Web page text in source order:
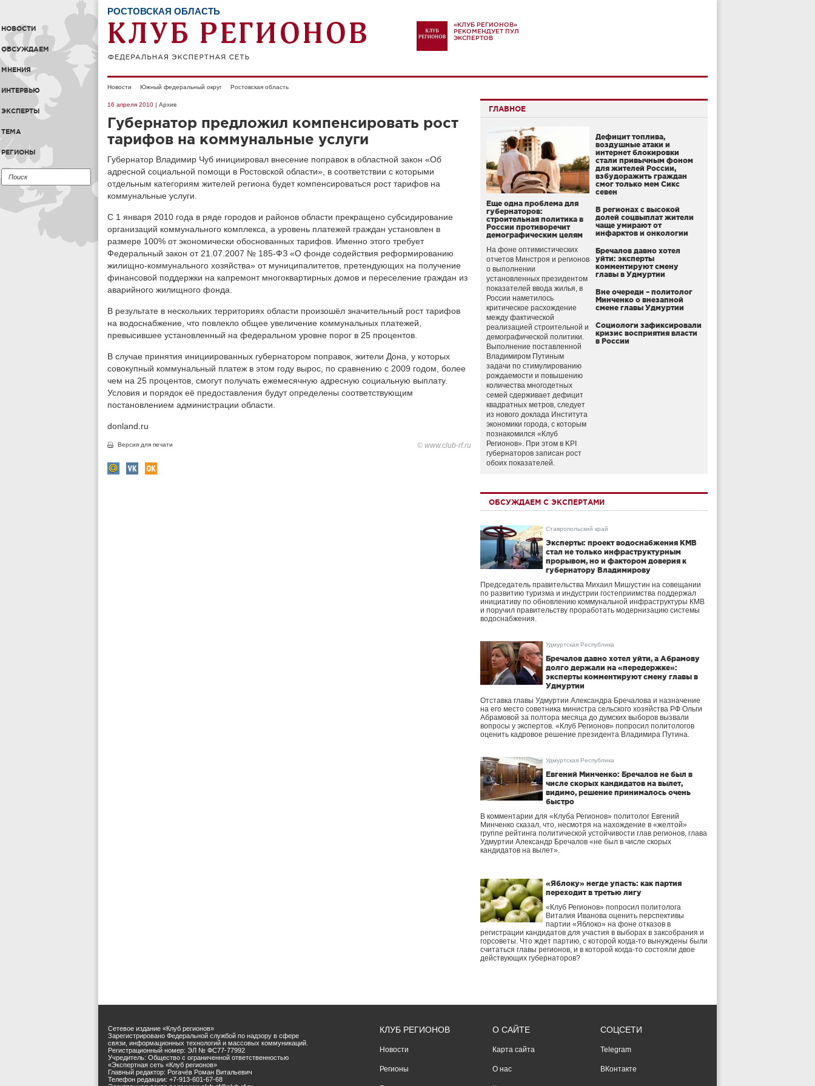
НОВОСТИ
ОБСУЖДАЕМ
МНЕНИЯ
ИНТЕРВЬЮ
ЭКСПЕРТЫ
ТЕМА
РЕГИОНЫ
РОСТОВСКАЯ ОБЛАСТЬ
«КЛУБ РЕГИОНОВ»
РЕКОМЕНДУЕТ ПУЛ
ЭКСПЕРТОВ
Новости Южный федеральный округ Ростовская область
16 апреля 2010 | Архив
Губернатор предложил компенсировать рост
тарифов на коммунальные услуги
Губернатор Владимир Чуб инициировал внесение поправок в областной закон «Об
адресной социальной помощи в Ростовской области», в соответствии с которыми
отдельным категориям жителей региона будет компенсироваться рост тарифов на
коммунальные услуги.
С 1 января 2010 года в ряде городов и районов области прекращено субсидирование
организаций коммунального комплекса, а уровень платежей граждан установлен в
размере 100% от экономически обоснованных тарифов. Именно этого требует
Федеральный закон от 21.07.2007 № 185-ФЗ «О фонде содействия реформированию
жилищно-коммунального хозяйства» от муниципалитетов, претендующих на получение
финансовой поддержки на капремонт многоквартирных домов и переселение граждан из
аварийного жилищного фонда.
В результате в нескольких территориях области произошёл значительный рост тарифов
на водоснабжение, что повлекло общее увеличение коммунальных платежей,
превысившее установленный на федеральном уровне порог в 25 процентов.
В случае принятия инициированных губернатором поправок, жители Дона, у которых
совокупный коммунальный платеж в этом году вырос, по сравнению с 2009 годом, более
чем на 25 процентов, смогут получать ежемесячную адресную социальную выплату.
Условия и порядок её предоставления будут определены соответствующим
постановлением администрации области.
donland.ru
Версия для печати © www.club-rf.ru
ГЛАВНОЕ
Еще одна проблема для
губернаторов:
строительная политика в
России противоречит
демографическим целям
На фоне оптимистических
отчетов Минстроя и регионов
о выполнении
установленных президентом
показателей ввода жилья, в
России наметилось
критическое расхождение
между фактической
реализацией строительной и
демографической политики.
Выполнение поставленной
Владимиром Путиным
задачи по стимулированию
рождаемости и повышению
количества многодетных
семей сдерживает дефицит
квадратных метров, следует
из нового доклада Института
экономики города, с которым
познакомился «Клуб
Регионов». При этом в KPI
губернаторов записан рост
обоих показателей.
Дефицит топлива,
воздушные атаки и
интернет блокировки
стали привычным фоном
для жителей России,
взбудоражить граждан
смог только мем Сикс
севен
В регионах с высокой
долей соцвыплат жители
чаще умирают от
инфарктов и онкологии
Бречалов давно хотел
уйти: эксперты
комментируют смену
главы в Удмуртии
Вне очереди – политолог
Минченко о внезапной
смене главы Удмуртии
Социологи зафиксировали
кризис восприятия власти
в России
ОБСУЖДАЕМ С ЭКСПЕРТАМИ
Ставропольский край
Эксперты: проект водоснабжения КМВ
стал не только инфраструктурным
прорывом, но и фактором доверия к
губернатору Владимирову
Председатель правительства Михаил Мишустин на совещании
по развитию туризма и индустрии гостеприимства поддержал
инициативу по обновлению коммунальной инфраструктуры КМВ
и поручил правительству проработать модернизацию системы
водоснабжения.
Удмуртская Республика
Бречалов давно хотел уйти, а Абрамову
долго держали на «передержке»:
эксперты комментируют смену главы в
Удмуртии
Отставка главы Удмуртии Александра Бречалова и назначение
на его место советника министра сельского хозяйства РФ Ольги
Абрамовой за полтора месяца до думских выборов вызвали
вопросы у экспертов. «Клуб Регионов» попросил политологов
оценить кадровое решение президента Владимира Путина.
Удмуртская Республика
Евгений Минченко: Бречалов не был в
числе скорых кандидатов на вылет,
видимо, решение принималось очень
быстро
В комментарии для «Клуба Регионов» политолог Евгений
Минченко сказал, что, несмотря на нахождение в «желтой»
группе рейтинга политической устойчивости глав регионов, глава
Удмуртии Александр Бречалов «не был в числе скорых
кандидатов на вылет».
«Яблоку» негде упасть: как партия
переходит в третью лигу
«Клуб Регионов» попросил политолога
Виталия Иванова оценить перспективы
партии «Яблоко» на фоне отказов в
регистрации кандидатов для участия в выборах в заксобрания и
горсоветы. Что ждет партию, с которой когда-то вынуждены были
считаться главы регионов, и в которой когда-то состояли двое
действующих губернаторов?
Сетевое издание «Клуб регионов»
Зарегистрировано Федеральной службой по надзору в сфере
связи, информационных технологий и массовых коммуникаций.
Регистрационный номер: ЭЛ № ФС77-77992
Учредитель: Общество с ограниченной ответственностью
«Экспертная сеть «Клуб регионов»
Главный редактор: Рогачёв Роман Витальевич
Телефон редакции: +7-913-601-67-68
КЛУБ РЕГИОНОВ
Новости
Регионы
О САЙТЕ
Карта сайта
О нас
СОЦСЕТИ
Telegram
ВКонтакте